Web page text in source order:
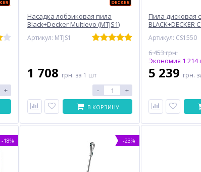
+
Насадка лобзиковая пила
Black+Decker Multievo (MTJS1)
Артикул: MTJS1
1 708 грн. за 1 шт
- +
В КОРЗИНУ
Пила дисковая
BLACK+DECKER
Артикул: CS1550
6 453 грн.
Экономия 1 214
5 239 грн.
-18% -23%